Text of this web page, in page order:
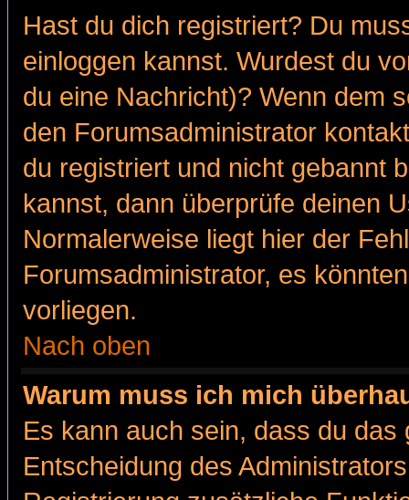
Hast du dich registriert? Du
einloggen kannst. Wurdest du
du eine Nachricht)? Wenn dem
den Forumsadministrator
du registriert und nicht gebannt
kannst, dann überprüfe deinen
Normalerweise liegt hier der
Forumsadministrator, es
vorliegen.
Nach oben
Warum muss ich mich
Es kann auch sein, dass du
Entscheidung des